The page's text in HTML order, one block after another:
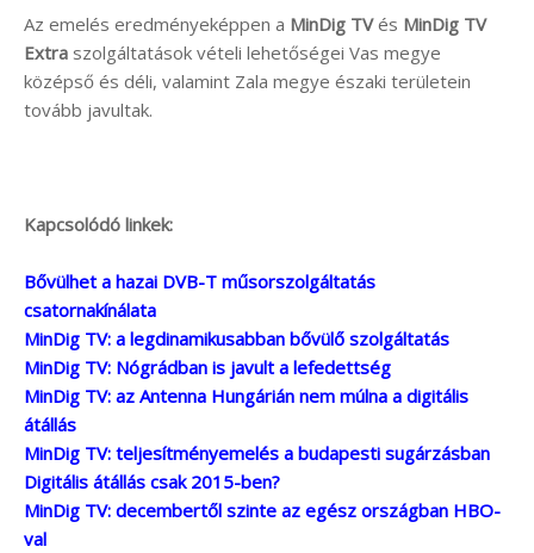
Az emelés eredményeképpen a MinDig TVés MinDig TV
Extra szolgáltatások vételi lehetőségei Vas megye
középső és déli, valamint Zala megye északi területein
tovább javultak.
Kapcsolódó linkek:
Bővülhet a hazai DVB-T műsorszolgáltatás
csatornakínálata
MinDig TV: a legdinamikusabban bővülő szolgáltatás
MinDig TV: Nógrádban is javult a lefedettség
MinDig TV: az Antenna Hungárián nem múlna a digitális
átállás
MinDig TV: teljesítményemelés a budapesti sugárzásban
Digitális átállás csak 2015-ben?
MinDig TV: decembertől szinte az egész országban HBO-
val